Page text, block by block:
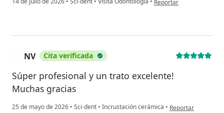
Reportar
NV Cita verificada
Súper profesional y un trato excelente!
Muchas gracias
25 de mayo de 2026 • Sci-dent • Incrustación cerámica • en opinión del
Reportar